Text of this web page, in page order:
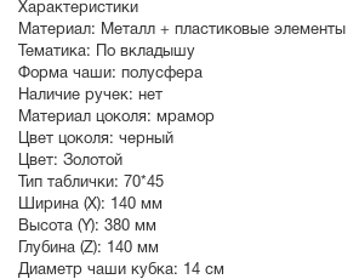
Характеристики
Материал: Металл + пластиковые элементы
Тематика:
По вкладышу
Форма чаши: полусфера
Наличие ручек: нет
Материал цоколя: мрамор
Цвет цоколя: черный
Цвет: Золотой
Тип таблички: 70*45
Ширина (X): 140 мм
Высота (Y): 380 мм
Глубина (Z): 140 мм
Диаметр чаши кубка: 14 см